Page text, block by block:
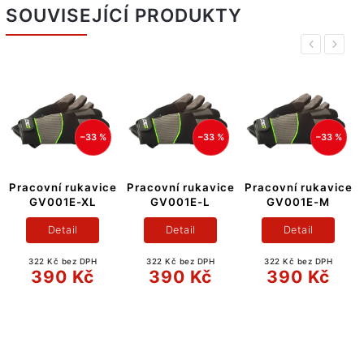
SOUVISEJÍCÍ PRODUKTY
Previous
% –33 %
Pracovní rukavice
GV001E-L
322 Kč bez DPH
390 Kč
–33 %
Pracovní rukavice
GV001E-M
322 Kč bez DPH
390 Kč
Pracovní
GV001E-S
322 Kč bez DPH
390 Kč
Next